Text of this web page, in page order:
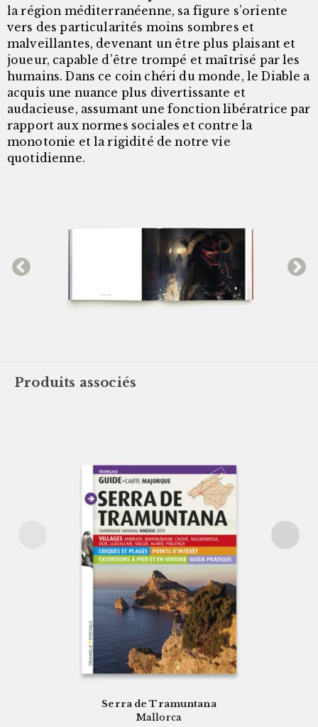
la région méditerranéenne, sa figure s’oriente
vers des particularités moins sombres et
malveillantes, devenant un être plus plaisant et
joueur, capable d’être trompé et maîtrisé par les
humains. Dans ce coin chéri du monde, le Diable a
acquis une nuance plus divertissante et
audacieuse, assumant une fonction libératrice par
rapport aux normes sociales et contre la
monotonie et la rigidité de notre vie
quotidienne.
Produits associés
Serra de Tramuntana
Mallorca